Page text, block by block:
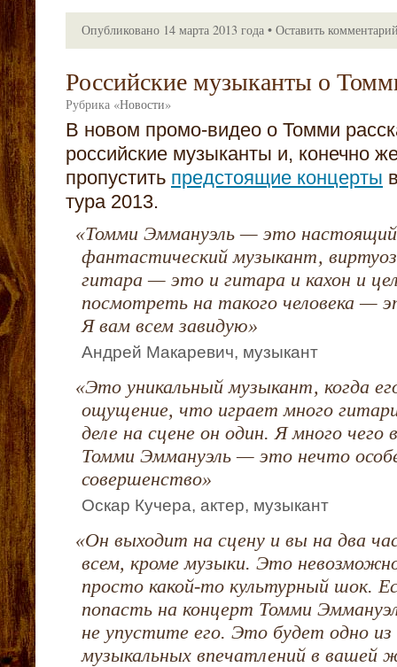
Опубликовано 14 марта 2013 года • Оставить
Российские музыканты о
Рубрика «Новости»
В новом промо-видео о Томми
российские музыканты и, конечно
пропустить предстоящие концерты
тура 2013.
«Томми Эммануэль — это настоящий
фантастический музыкант,
гитара — это и гитара и кахон и
посмотреть на такого человека —
Я вам всем завидую»
Андрей Макаревич, музыкант
«Это уникальный музыкант, когда
ощущение, что играет много
деле на сцене он один. Я много чего
Томми Эммануэль — это нечто
совершенство»
Оскар Кучера, актер, музыкант
«Он выходит на сцену и вы на два
всем, кроме музыки. Это
просто какой-то культурный шок.
попасть на концерт Томми
не упустите его. Это будет одно из
музыкальных впечатлений в вашей